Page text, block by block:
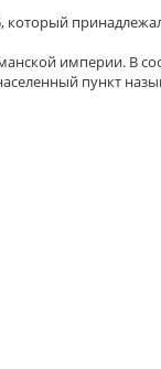
который
империи. В
пункт